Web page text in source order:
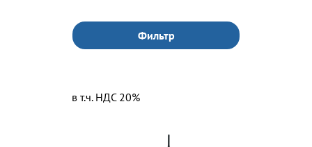
Фильтр
в т.ч. НДС 20%